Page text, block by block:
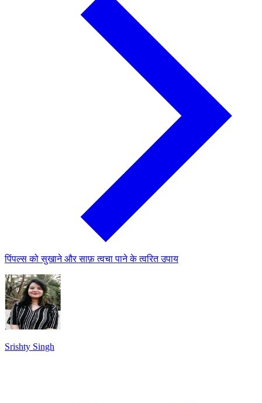
पिंपल्स को सुखाने और साफ़ त्वचा पाने के त्वरित उपाय
Srishty Singh